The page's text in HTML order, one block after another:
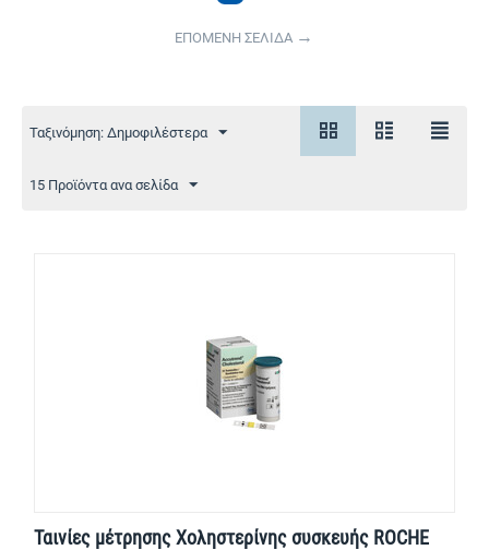
ΕΠΟΜΕΝΗ ΣΕΛΙΔΑ
Ταξινόμηση: Δημοφιλέστερα
15 Προϊόντα ανα σελίδα
Ταινίες μέτρησης Χοληστερίνης συσκευής ROCHE